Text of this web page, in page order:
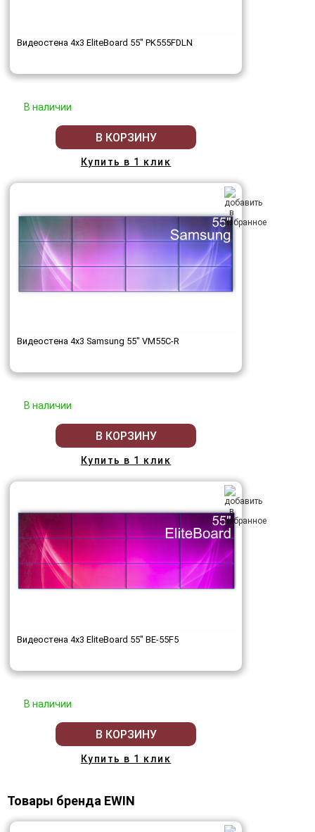
Видеостена 4x3 EliteBoard 55" PK555FDLN
В наличии
В КОРЗИНУ
Купить в 1 клик
Видеостена 4x3 Samsung 55" VM55C-R
В наличии
В КОРЗИНУ
Купить в 1 клик
Видеостена 4x3 EliteBoard 55" BE-55F5
В наличии
В КОРЗИНУ
Купить в 1 клик
Товары бренда EWIN